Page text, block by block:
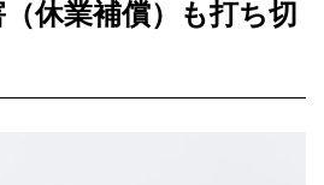
休業補償）も打ち切